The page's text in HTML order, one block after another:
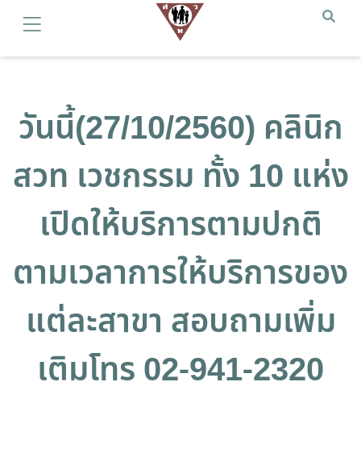
วันนี้(27/10/2560) คลินิก
สวท เวชกรรม ทั้ง 10 แห่ง
เปิดให้บริการตามปกติ
ตามเวลาการให้บริการของ
แต่ละสาขา สอบถามเพิ่ม
เติมโทร 02-941-2320